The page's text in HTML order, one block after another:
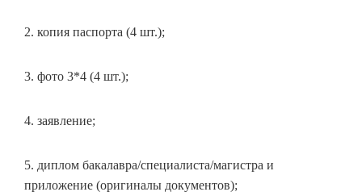
2. копия паспорта (4 шт.);
3. фото 3*4 (4 шт.);
4. заявление;
5. диплом бакалавра/специалиста/магистра и
приложение (оригиналы документов);